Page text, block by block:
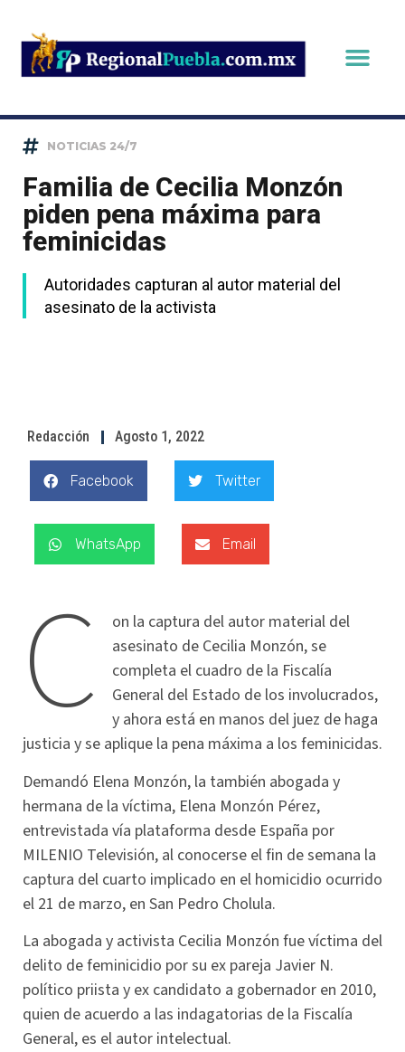
NOTICIAS 24/7
Familia de Cecilia Monzón
piden pena máxima para
feminicidas
Autoridades capturan al autor material del
asesinato de la activista
Redacción Agosto 1, 2022
Facebook Twitter
WhatsApp Email
C
on la captura del autor material del
asesinato de Cecilia Monzón, se
completa el cuadro de la Fiscalía
General del Estado de los involucrados,
y ahora está en manos del juez de haga
justicia y se aplique la pena máxima a los feminicidas.
Demandó Elena Monzón, la también abogada y
hermana de la víctima, Elena Monzón Pérez,
entrevistada vía plataforma desde España por
MILENIO Televisión, al conocerse el fin de semana la
captura del cuarto implicado en el homicidio ocurrido
el 21 de marzo, en San Pedro Cholula.
La abogada y activista Cecilia Monzón fue víctima del
delito de feminicidio por su ex pareja Javier N.
político priista y ex candidato a gobernador en 2010,
quien de acuerdo a las indagatorias de la Fiscalía
General, es el autor intelectual.